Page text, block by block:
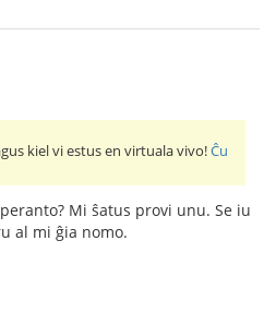
kiel vi estus en virtuala vivo!Ĉu
Mi ŝatus provi unu. Se iu
al mi ĝia nomo.